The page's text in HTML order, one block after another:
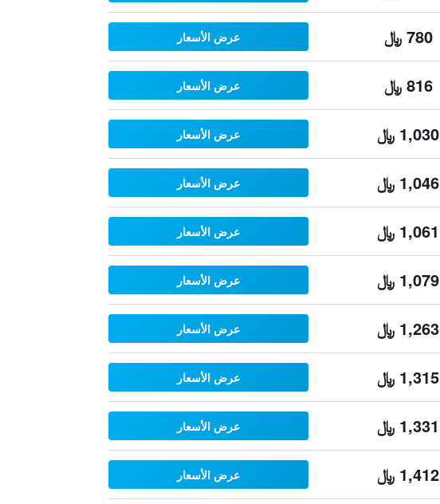
780 ﷼ عرض الأسعار
816 ﷼ عرض الأسعار
1,030 ﷼ عرض الأسعار
1,046 ﷼ عرض الأسعار
1,061 ﷼ عرض الأسعار
1,079 ﷼ عرض الأسعار
1,263 ﷼ عرض الأسعار
1,315 ﷼ عرض الأسعار
1,331 ﷼ عرض الأسعار
1,412 ﷼ عرض الأسعار